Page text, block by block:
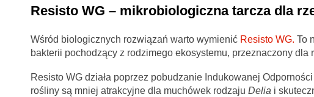
Resisto WG – mikrobiologiczna tarcza dla
Wśród biologicznych rozwiązań warto wymienić Resisto WG. To
bakterii pochodzący z rodzimego ekosystemu, przeznaczony dla
Resisto WG działa poprzez pobudzanie Indukowanej
rośliny są mniej atrakcyjne dla muchówek rodzaju Delia i